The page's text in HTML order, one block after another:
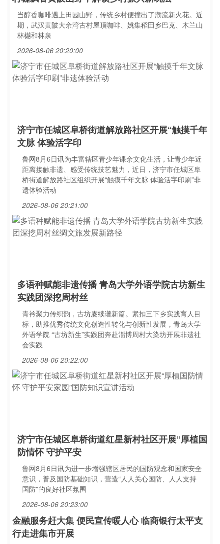
当醇香咖啡遇上田园山野，传统乡村便撞出了潮流新火花。近
期，武汉黄陂大余湾古村屋顶咖啡、姚集稻田乡巴克、木兰山
林樾和林泉
2026-08-06 20:20:00
济宁市任城区阜桥街道解放路社区开展“触摸千年
文脉 体验活字印
鲁网8月6日讯为丰富辖区青少年课余文化生活，让青少年近
距离接触非遗、感受传统技艺魅力，近日，济宁市任城区阜
桥街道解放路社区组织开展“触摸千年文脉 体验活字印刷”非
遗体验活动
2026-08-06 20:21:00
多语种赋能非遗传播 青岛大学外语学院古坊新生
实践团深挖周村丝
青衿聚力传织韵，古坊赓续谱新篇。紧扣三下乡实践育人目
标，助推优秀传统文化创造性转化与创新性发展，青岛大学
外语学院 “古坊新生”实践团奔赴淄博周村大染坊开展非遗社
会实践
2026-08-06 20:22:00
济宁市任城区阜桥街道红星新村社区开展“厚植国
防情怀 守护平安
鲁网8月6日讯为进一步增强辖区居民的国防观念和国家安全
意识，普及国防基础知识，营造“人人关心国防、人人支持
国防”的良好社区氛围
2026-08-06 20:23:00
金融服务赶大集 便民宣传暖人心 临商银行太平支
行走进集市开展